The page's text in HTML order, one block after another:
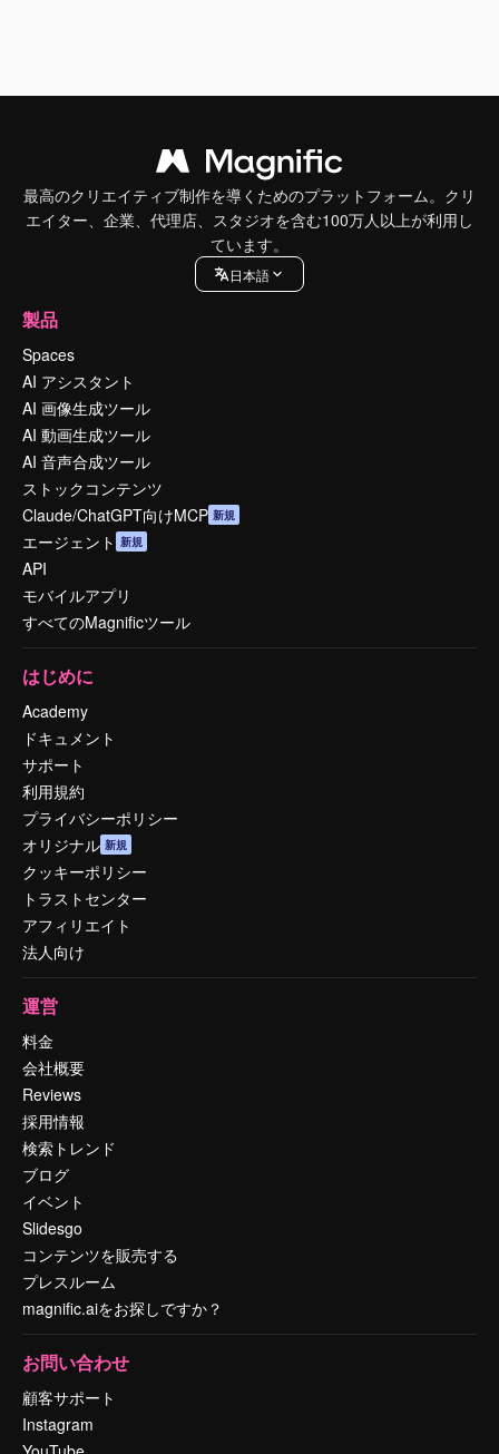
最高のクリエイティブ制作を導くためのプラットフォーム。クリ
エイター、企業、代理店、スタジオを含む100万人以上が利用し
ています。
日本語
製品
Spaces
AI アシスタント
AI 画像生成ツール
AI 動画生成ツール
AI 音声合成ツール
ストックコンテンツ
Claude/ChatGPT向けMCP 新規
エージェント 新規
API
モバイルアプリ
すべてのMagnificツール
はじめに
Academy
ドキュメント
サポート
利用規約
プライバシーポリシー
オリジナル 新規
クッキーポリシー
トラストセンター
アフィリエイト
法人向け
運営
料金
会社概要
Reviews
採用情報
検索トレンド
ブログ
イベント
Slidesgo
コンテンツを販売する
プレスルーム
magnific.aiをお探しですか？
お問い合わせ
顧客サポート
Instagram